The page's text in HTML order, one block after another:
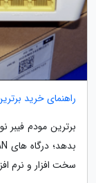
راهنمای خرید برترین
برترین مودم
سخت افزار و نرم